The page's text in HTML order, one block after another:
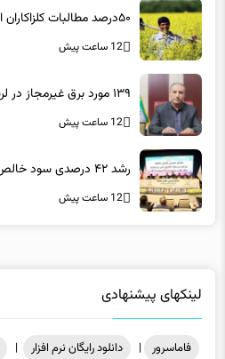
۵۰درصد مطالبات کلزاکاران استان قزوین پرداخت شد
12 ساعت پیش
۱۳۹ مورد برق غیرمجاز در لرستان شناسایی و جمع‌آوری شد
12 ساعت پیش
رشد ۴۲ درصدی سود خالص مس سرچشمه در سال ۱۴۰۴
12 ساعت پیش
لینکهای پیشنهادی
فاماسرور | دانلود رایگان نرم افزار |